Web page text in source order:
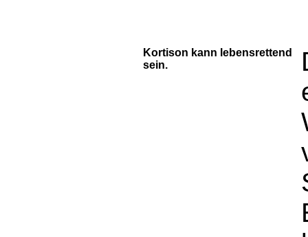
Kortison kann lebensrettend
sein.